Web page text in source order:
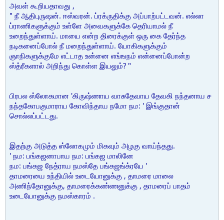
அவள் கூறியதாவது ,
" நீ ஆதிபுருஷன். ஈஸ்வரன். ப்ரக்ருதிக்கு அப்பாற்பட்டவன். எல்லா
ப்ராணிகளுக்கும் உள்ளே அவைகளுக்கே தெரியாமல் நீ
உறைந்துள்ளாய். மாயை என்ற திரைக்குள் ஒரு கை தேர்ந்த
நடிகனைப்போல் நீ மறைந்துள்ளாய். யோகிகளுக்கும்
ஞாநிகளுக்குமே எட்டாத உன்னை எங்ஙநம் என்னைப்போன்ற
ஸ்த்ரீகளால் அறிந்து கொள்ள இயலும்? "
பிரபல ஸ்லோகமான 'கிருஷ்ணாய வாசுதேவாய தேவகி நந்தனாய ச
நந்தகோபகுமாராய கோவிந்தாய நமோ நம: ' இங்குதான்
சொல்லப்பட்டது.
இதற்கு அடுத்த ஸ்லோகமும் மிகவும் அழகு வாய்ந்தது.
' நம: பங்கஜனாபாய நம: பங்கஜ மாலினே
நம: பங்கஜ நேத்ராய நமஸ்தே பங்கஜங்க்ரயே '
தாமரையை உந்தியில் உடையோனுக்கு , தாமரை மாலை
அணிந்தோனுக்கு, தாமரைக்கண்ணனுக்கு , தாமரைப் பாதம்
உடையோனுக்கு நமஸ்காரம் .